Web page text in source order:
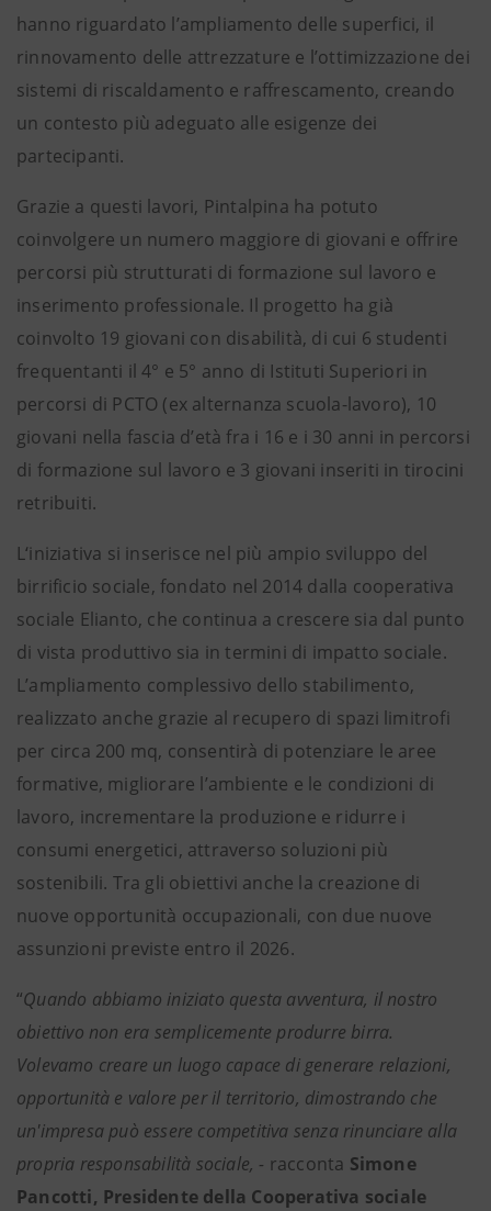
hanno riguardato l’ampliamento delle superfici, il
rinnovamento delle attrezzature e l’ottimizzazione dei
sistemi di riscaldamento e raffrescamento, creando
un contesto più adeguato alle esigenze dei
partecipanti.
Grazie a questi lavori, Pintalpina ha potuto
coinvolgere un numero maggiore di giovani e offrire
percorsi più strutturati di formazione sul lavoro e
inserimento professionale. Il progetto ha già
coinvolto 19 giovani con disabilità, di cui 6 studenti
frequentanti il 4° e 5° anno di Istituti Superiori in
percorsi di PCTO (ex alternanza scuola-lavoro), 10
giovani nella fascia d’età fra i 16 e i 30 anni in percorsi
di formazione sul lavoro e 3 giovani inseriti in tirocini
retribuiti.
L‘iniziativa si inserisce nel più ampio sviluppo del
birrificio sociale, fondato nel 2014 dalla cooperativa
sociale Elianto, che continua a crescere sia dal punto
di vista produttivo sia in termini di impatto sociale.
L’ampliamento complessivo dello stabilimento,
realizzato anche grazie al recupero di spazi limitrofi
per circa 200 mq, consentirà di potenziare le aree
formative, migliorare l’ambiente e le condizioni di
lavoro, incrementare la produzione e ridurre i
consumi energetici, attraverso soluzioni più
sostenibili. Tra gli obiettivi anche la creazione di
nuove opportunità occupazionali, con due nuove
assunzioni previste entro il 2026.
“Quando abbiamo iniziato questa avventura, il nostro
obiettivo non era semplicemente produrre birra.
Volevamo creare un luogo capace di generare relazioni,
opportunità e valore per il territorio, dimostrando che
un'impresa può essere competitiva senza rinunciare alla
propria responsabilità sociale, - racconta Simone
Pancotti, Presidente della Cooperativa sociale